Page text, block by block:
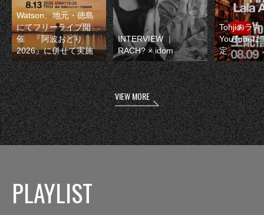
Watson、地元・徳島
にてフリーライブ開
催 『阿波おどり
2026』に併せて実施
INTERVIEW ｜
RACH? × idom
Tohjiのラス
YouTubeに
定
VIEW MORE
PLAYLIST